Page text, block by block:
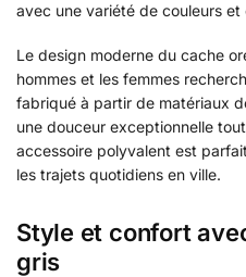
avec une variété de couleurs et
Le design moderne du cache
hommes et les femmes
fabriqué à partir de matériaux
une douceur exceptionnelle
accessoire polyvalent est
les trajets quotidiens en ville.
Style et confort
gris